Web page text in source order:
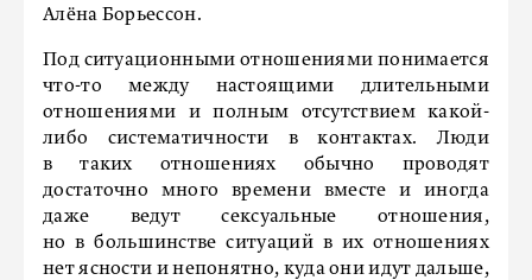
Алёна Борьессон.
Под ситуационными отношениями понимается
что-то между настоящими длительными
отношениями и полным отсутствием какой-
либо систематичности в контактах. Люди
в таких отношениях обычно проводят
достаточно много времени вместе и иногда
даже ведут сексуальные отношения,
но в большинстве ситуаций в их отношениях
нет ясности и непонятно, куда они идут дальше,